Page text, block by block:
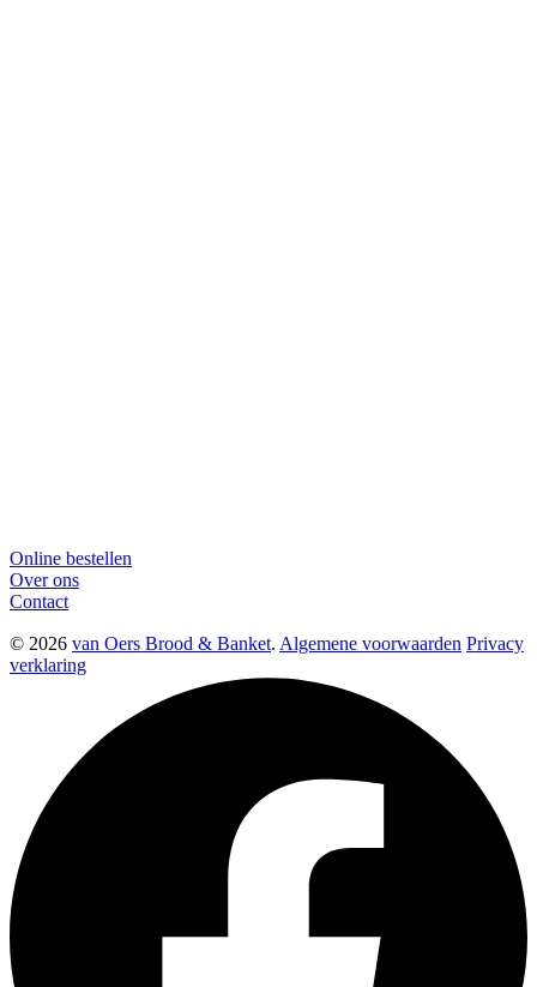
Online bestellen
Over ons
Contact
© 2026 van Oers Brood & Banket. Algemene voorwaarden Privacy
verklaring